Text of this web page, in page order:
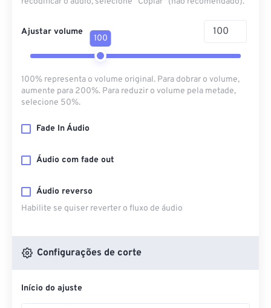
Ajustar volume
100
100% representa o volume original. Para dobrar o volume,
aumente para 200%. Para reduzir o volume pela metade,
selecione 50%.
Fade In Áudio
Áudio com fade out
Áudio reverso
Habilite se quiser reverter o fluxo de áudio
Configurações de corte
Início do ajuste